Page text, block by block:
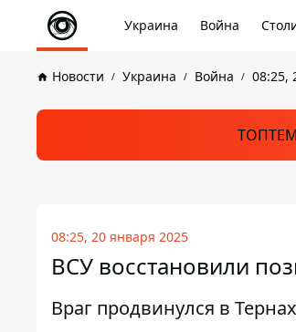
Украина Война
Новости Украина Война 08:25,
08:25, 20 января 2025
ВСУ восстановили
Враг продвинулся в